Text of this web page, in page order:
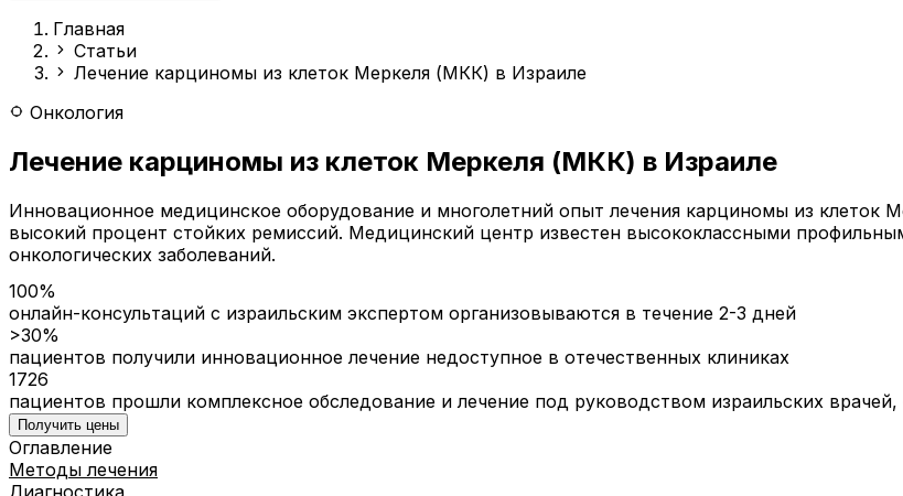
Главная
Статьи
Лечение карциномы из клеток Меркеля (МКК) в Израиле
Онкология
Лечение карциномы из клеток Меркеля (МКК) в Израиле
Инновационное медицинское оборудование и многолетний опыт лечения карциномы из клеток
высокий процент стойких ремиссий. Медицинский центр известен высококлассными
онкологических заболеваний.
100%
онлайн-консультаций с израильским экспертом организовываются в течение 2-3 дней
>30%
пациентов получили инновационное лечение недоступное в отечественных клиниках
1726
пациентов прошли комплексное обследование и лечение под руководством израильских врачей,
Получить цены
Оглавление
Методы лечения